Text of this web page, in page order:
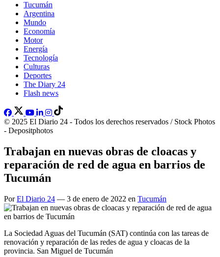
Tucumán
Argentina
Mundo
Economía
Motor
Energía
Tecnología
Culturas
Deportes
The Diary 24
Flash news
© 2025 El Diario 24 - Todos los derechos reservados / Stock Photos
- Depositphotos
Trabajan en nuevas obras de cloacas y
reparación de red de agua en barrios de
Tucumán
PorEl Diario 24 — 3 de enero de 2022 en Tucumán
La Sociedad Aguas del Tucumán (SAT) continúa con las tareas de
renovación y reparación de las redes de agua y cloacas de la
provincia. San Miguel de Tucumán